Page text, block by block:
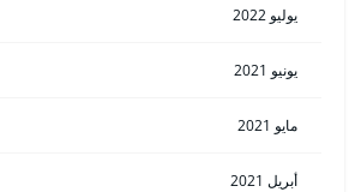
يوليو 2022
يونيو 2021
مايو 2021
أبريل 2021